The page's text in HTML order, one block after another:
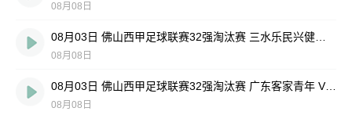
08月08日
08月08日
08月03日 佛山西甲足球联赛32强淘汰赛 广东客家青年 VS 广州英华思力U17 全场录像
08月08日